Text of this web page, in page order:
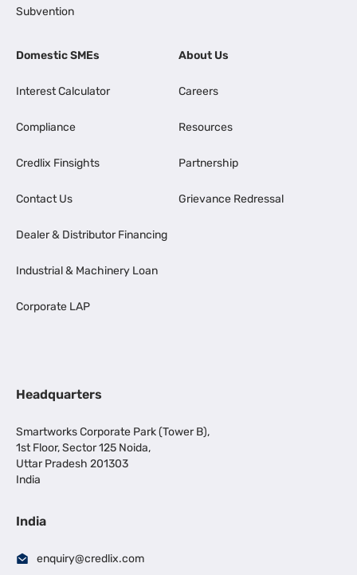
Subvention
Domestic SMEs
Interest Calculator
Compliance
Credlix Finsights
Contact Us
Dealer & Distributor Financing
Industrial & Machinery Loan
Corporate LAP
About Us
Careers
Resources
Partnership
Grievance Redressal
Headquarters
Smartworks Corporate Park (Tower B),
1st Floor, Sector 125 Noida,
Uttar Pradesh 201303
India
India
enquiry@credlix.com